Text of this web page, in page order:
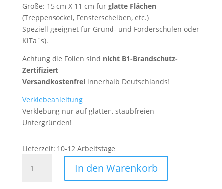
Größe: 15 cm X 11 cm für glatte Flächen
(Treppensockel, Fensterscheiben, etc.)
Speziell geeignet für Grund- und Förderschulen oder
KiTa´s).
Achtung die Folien sind nicht B1-Brandschutz-
Zertifiziert
Versandkostenfreiinnerhalb Deutschlands!
Verklebeanleitung
Verklebung nur auf glatten, staubfreien
Untergründen!
Lieferzeit: 10-12 Arbeitstage
Transparente
Folien
In den Warenkorb